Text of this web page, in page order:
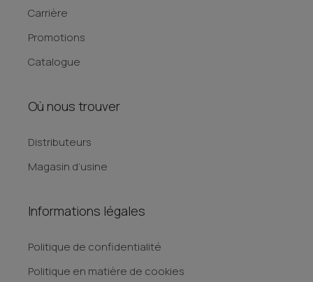
Carrière
Promotions
Catalogue
Où nous trouver
Distributeurs
Magasin d’usine
Informations légales
Politique de confidentialité
Politique en matière de cookies